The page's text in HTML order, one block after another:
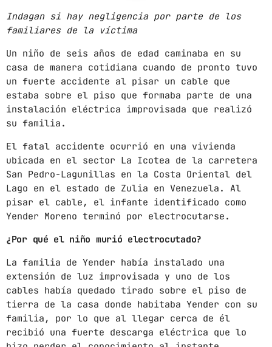
ARCHIVOS
marzo 2025
febrero 2025
enero 2025
diciembre 2024
noviembre 2024
octubre 2024
septiembre 2024
agosto 2024
julio 2024
junio 2024
mayo 2024
abril 2024
marzo 2024
Indagan si hay negligencia por parte de los
familiares de la víctima
Un niño de seis años de edad caminaba en su
casa de manera cotidiana cuando de pronto tuvo
un fuerte accidente al pisar un cable que
estaba sobre el piso que formaba parte de una
instalación eléctrica improvisada que realizó
su familia.
El fatal accidente ocurrió en una vivienda
ubicada en el sector La Icotea de la carretera
San Pedro-Lagunillas en la Costa Oriental del
Lago en el estado de Zulia en Venezuela. Al
pisar el cable, el infante identificado como
Yender Moreno terminó por electrocutarse.
¿Por qué el niño murió electrocutado?
La familia de Yender había instalado una
extensión de luz improvisada y uno de los
cables había quedado tirado sobre el piso de
tierra de la casa donde habitaba Yender con su
familia, por lo que al llegar cerca de él
recibió una fuerte descarga eléctrica que lo